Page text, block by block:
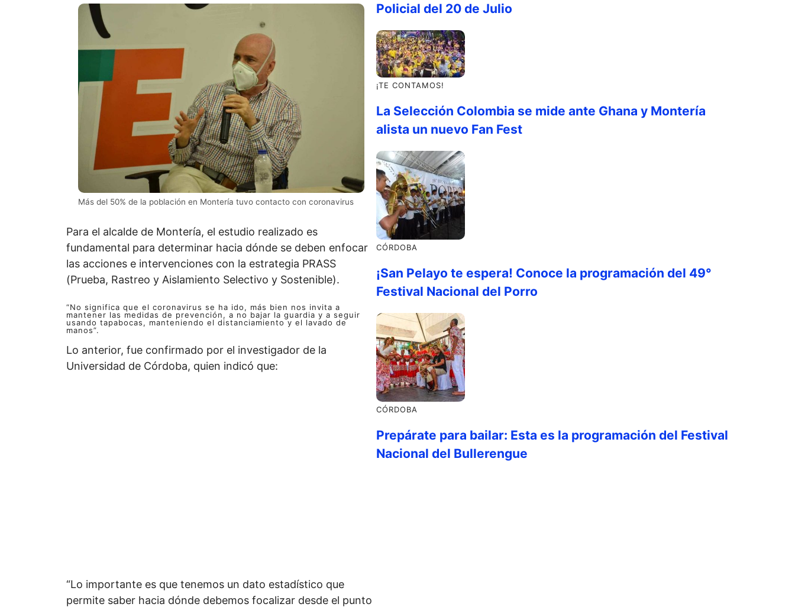
Más del 50% de la población en Montería tuvo contacto con coronavirus
Para el alcalde de Montería, el estudio realizado es
fundamental para determinar hacia dónde se deben enfocar
las acciones e intervenciones con la estrategia PRASS
(Prueba, Rastreo y Aislamiento Selectivo y Sostenible).
“No significa que el coronavirus se ha ido, más bien nos invita a
mantener las medidas de prevención, a no bajar la guardia y a seguir
usando tapabocas, manteniendo el distanciamiento y el lavado de
manos”.
Lo anterior, fue confirmado por el investigador de la
Universidad de Córdoba, quien indicó que:
“Lo importante es que tenemos un dato estadístico que
permite saber hacia dónde debemos focalizar desde el punto
Policial del 20 de Julio
¡TE CONTAMOS!
La Selección Colombia se mide ante Ghana y Montería
alista un nuevo Fan Fest
CÓRDOBA
¡San Pelayo te espera! Conoce la programación del 49°
Festival Nacional del Porro
CÓRDOBA
Prepárate para bailar: Esta es la programación del Festival
Nacional del Bullerengue